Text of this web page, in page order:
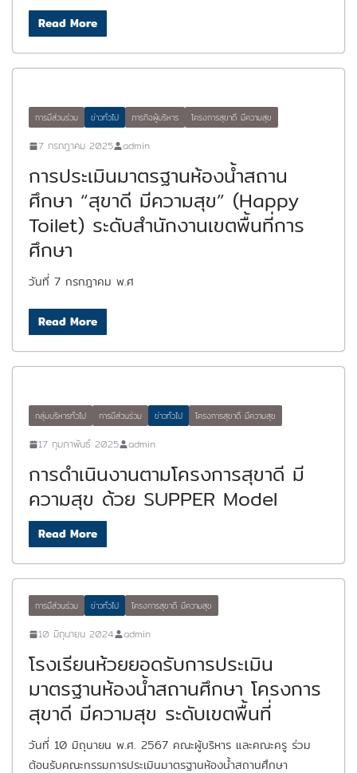
Read More
การมีส่วนร่วม ข่าวทั่วไป ภารกิจผู้บริหาร โครงการสุขาดี มีความสุข
7 กรกฎาคม 2025 admin
การประเมินมาตรฐานห้องน้ำสถาน
ศึกษา “สุขาดี มีความสุข” (Happy
Toilet) ระดับสำนักงานเขตพื้นที่การ
ศึกษา
วันที่ 7 กรกฎาคม พ.ศ
Read More
กลุ่มบริหารทั่วไป การมีส่วนร่วม ข่าวทั่วไป โครงการสุขาดี มีความสุข
17 กุมภาพันธ์ 2025 admin
การดำเนินงานตามโครงการสุขาดี มี
ความสุข ด้วย SUPPER Model
Read More
การมีส่วนร่วม ข่าวทั่วไป โครงการสุขาดี มีความสุข
10 มิถุนายน 2024 admin
โรงเรียนห้วยยอดรับการประเมิน
มาตรฐานห้องน้ำสถานศึกษา โครงการ
สุขาดี มีความสุข ระดับเขตพื้นที่
วันที่ 10 มิถุนายน พ.ศ. 2567 คณะผู้บริหาร และคณะครู ร่วม
ต้อนรับคณะกรรมการประเมินมาตรฐานห้องน้ำสถานศึกษา